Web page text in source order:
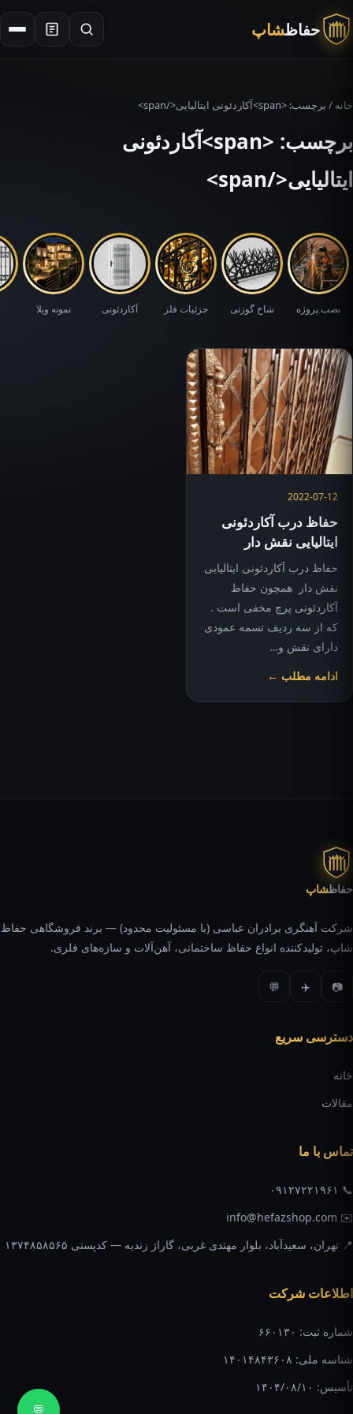
حفاظشاپ
خانه / برچسب: <span>آکاردئونی ایتالیایی</span>
برچسب: <span>آکاردئونی
ایتالیایی</span>
نصب پروژه شاخ گوزنی جزئیات فلز آکاردئونی نمونه ویلا
2022-07-12
حفاظ درب آکاردئونی
ایتالیایی نقش‌ دار
حفاظ درب آکاردئونی ایتالیایی
نقش‌ دار همچون حفاظ
آکاردئونی پرچ مخفی است .
که از سه ردیف تسمه عمودی
دارای نقش‌ و…
ادامه مطلب ←
حفاظشاپ
شرکت آهنگری برادران عباسی (با مسئولیت محدود) — برند فروشگاهی حفاظ
شاپ، تولیدکننده انواع حفاظ ساختمانی، آهن‌آلات و سازه‌های فلزی.
📷
✈️
💬
دسترسی سریع
خانه
مقالات
تماس با ما
📞 ۰۹۱۲۷۲۲۱۹۶۱
✉️ info@hefazshop.com
📍 تهران، سعیدآباد، بلوار مهتدی غربی، گاراژ زندیه — کدپستی ۱۳۷۴۸۵۸۵۶۵
اطلاعات شرکت
شماره ثبت: ۶۶۰۱۳۰
شناسه ملی: ۱۴۰۱۴۸۴۳۶۰۸
تأسیس: ۱۴۰۴/۰۸/۱۰
💬